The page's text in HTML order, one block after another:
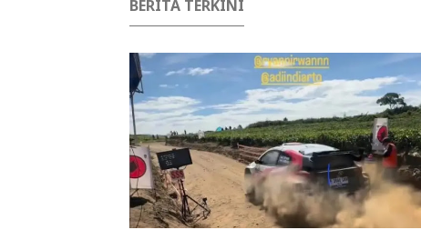
BERITA TERKINI